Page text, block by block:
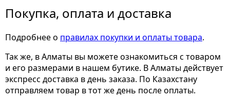
Покупка, оплата и доставка
Подробнее о правилах покупки и оплаты товара.
Так же, в Алматы вы можете ознакомиться с товаром
и его размерами в нашем бутике. В Алматы действует
экспресс доставка в день заказа. По Казахстану
отправляем товар в тот же день после оплаты.